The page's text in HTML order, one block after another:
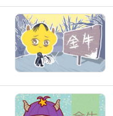
定的安全感和稳
破旧，可能反映
是简单的场景重
，带给我们关于